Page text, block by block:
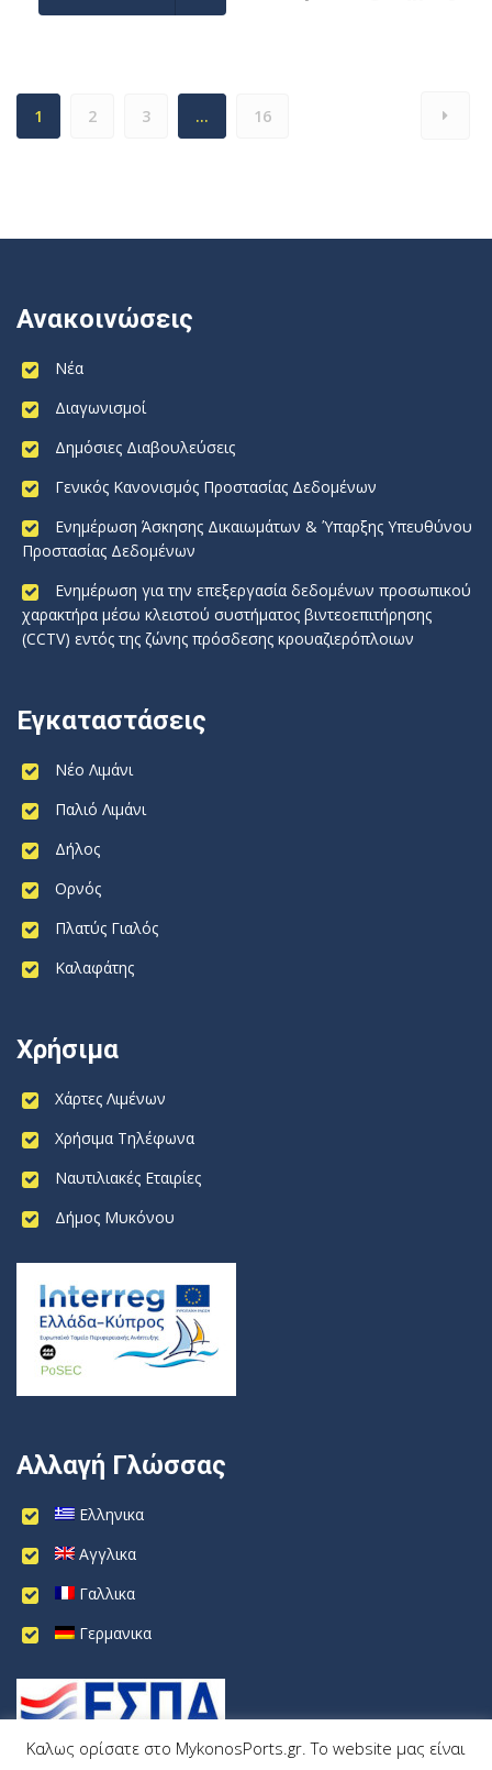
1 2 3 … 16
Ανακοινώσεις
Νέα
Διαγωνισμοί
Δημόσιες Διαβουλεύσεις
Γενικός Κανονισμός Προστασίας Δεδομένων
Ενημέρωση Άσκησης Δικαιωμάτων & Ύπαρξης Υπευθύνου
Προστασίας Δεδομένων
Ενημέρωση για την επεξεργασία δεδομένων προσωπικού
χαρακτήρα μέσω κλειστού συστήματος βιντεοεπιτήρησης
(CCTV) εντός της ζώνης πρόσδεσης κρουαζιερόπλοιων
Εγκαταστάσεις
Νέο Λιμάνι
Παλιό Λιμάνι
Δήλος
Ορνός
Πλατύς Γιαλός
Καλαφάτης
Χρήσιμα
Χάρτες Λιμένων
Χρήσιμα Τηλέφωνα
Ναυτιλιακές Εταιρίες
Δήμος Μυκόνου
Αλλαγή Γλώσσας
Ελληνικα
Αγγλικα
Γαλλικα
Γερμανικα
Καλως ορίσατε στο MykonosPorts.gr. Το website μας είναι